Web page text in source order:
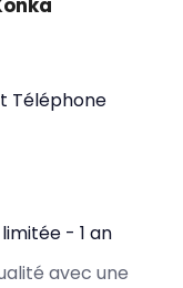
Téléphone
- 1 an
avec une